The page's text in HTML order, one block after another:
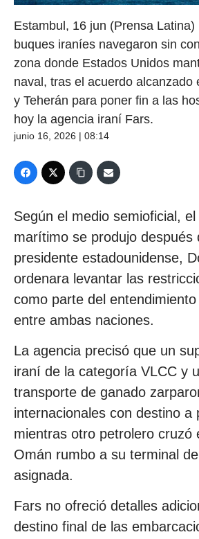
Estambul, 16 jun (Prensa
buques iraníes navegaron sin
zona donde Estados Unidos
naval, tras el acuerdo alcanzado
y Teherán para poner fin a las
hoy la agencia iraní Fars.
junio 16, 2026 | 08:14
Según el medio semioficial,
marítimo se produjo después
presidente estadounidense,
ordenara levantar las
como parte del
entre ambas naciones.
La agencia precisó que un
iraní de la categoría VLCC y
transporte de ganado
internacionales con destino a
mientras otro petrolero cruzó
Omán rumbo a su terminal
asignada.
Fars no ofreció detalles
destino final de las